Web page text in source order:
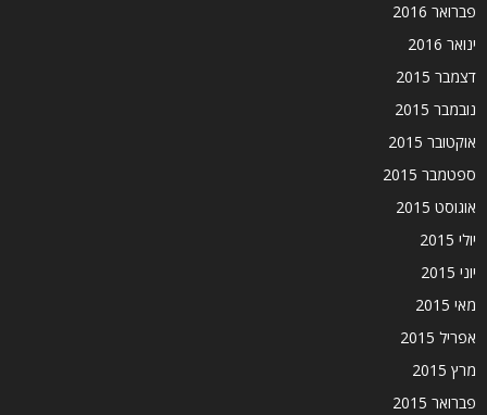
פברואר 2016
ינואר 2016
דצמבר 2015
נובמבר 2015
אוקטובר 2015
ספטמבר 2015
אוגוסט 2015
יולי 2015
יוני 2015
מאי 2015
אפריל 2015
מרץ 2015
פברואר 2015